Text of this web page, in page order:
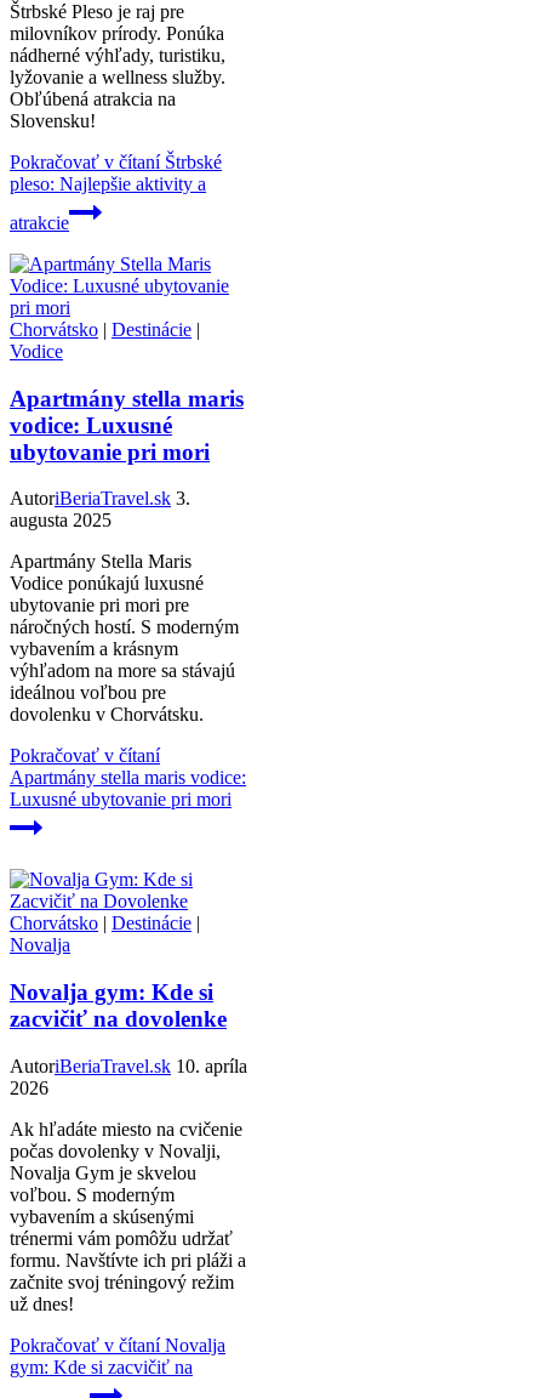
Štrbské Pleso je raj pre
milovníkov prírody. Ponúka
nádherné výhľady, turistiku,
lyžovanie a wellness služby.
Obľúbená atrakcia na
Slovensku!
Pokračovať v čítaníŠtrbské
pleso: Najlepšie aktivity a
atrakcie
Chorvátsko | Destinácie |
Vodice
Apartmány stella maris
vodice: Luxusné
ubytovanie pri mori
AutoriBeriaTravel.sk 3.
augusta 2025
Apartmány Stella Maris
Vodice ponúkajú luxusné
ubytovanie pri mori pre
náročných hostí. S moderným
vybavením a krásnym
výhľadom na more sa stávajú
ideálnou voľbou pre
dovolenku v Chorvátsku.
Pokračovať v čítaní
Apartmány stella maris vodice:
Luxusné ubytovanie pri mori
Chorvátsko | Destinácie |
Novalja
Novalja gym: Kde si
zacvičiť na dovolenke
AutoriBeriaTravel.sk 10. apríla
2026
Ak hľadáte miesto na cvičenie
počas dovolenky v Novalji,
Novalja Gym je skvelou
voľbou. S moderným
vybavením a skúsenými
trénermi vám pomôžu udržať
formu. Navštívte ich pri pláži a
začnite svoj tréningový režim
už dnes!
Pokračovať v čítaníNovalja
gym: Kde si zacvičiť na